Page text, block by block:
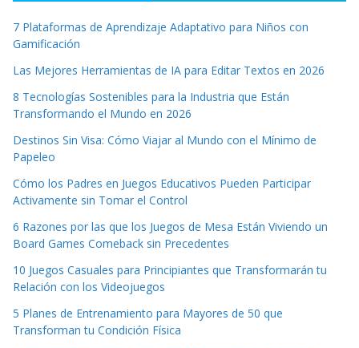
7 Plataformas de Aprendizaje Adaptativo para Niños con
Gamificación
Las Mejores Herramientas de IA para Editar Textos en 2026
8 Tecnologías Sostenibles para la Industria que Están
Transformando el Mundo en 2026
Destinos Sin Visa: Cómo Viajar al Mundo con el Mínimo de
Papeleo
Cómo los Padres en Juegos Educativos Pueden Participar
Activamente sin Tomar el Control
6 Razones por las que los Juegos de Mesa Están Viviendo un
Board Games Comeback sin Precedentes
10 Juegos Casuales para Principiantes que Transformarán tu
Relación con los Videojuegos
5 Planes de Entrenamiento para Mayores de 50 que
Transforman tu Condición Física